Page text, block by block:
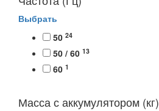
Выбрать
50 24
50 / 60 13
60 1
Масса с аккумулятором (кг)